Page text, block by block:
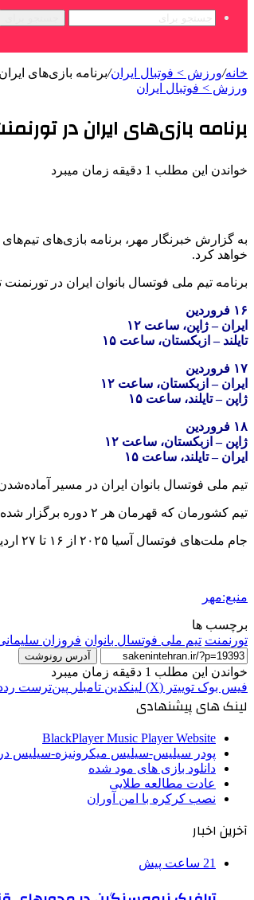
خانه/ورزش > فوتبال ایران/برنامه بازی‌های
ورزش > فوتبال ایران
برنامه بازی‌های ایران در
خواندن این مطلب 1 دقیقه زمان میبرد
به گزارش خبرنگار مهر، برنامه بازی‌های
خواهد کرد.
برنامه تیم ملی فوتسال بانوان ایران در
۱۶ فروردین
ایران – ژاپن، ساعت ۱۲
تایلند – ازبکستان، ساعت ۱۵
۱۷ فروردین
ایران – ازبکستان، ساعت ۱۲
ژاپن – تایلند، ساعت ۱۵
۱۸ فروردین
ژاپن – ازبکستان، ساعت ۱۲
ایران – تایلند، ساعت
تیم ملی فوتسال بانوان ایران در مسیر
تیم کشورمان که قهرمان هر ۲ دوره برگزار شده جام ملت‌های آسیا هستند، در گروه B با تیم‌های ویتنام، هنگ‌کنگ و فیلیپین همگروه هستند.
جام ملت‌های فوتسال آسیا ۲۰۲۵ از ۱۶ تا ۲۷ اردیبهشت در کشور چین برگزار می‌شود.
منبع:مهر
برچسب ها
تورنمنت تیم ملی فوتسال بانوان فروزان
آدرس رونوشت
خواندن این مطلب 1 دقیقه زمان میبرد
فیس بوک توییتر (X) لینکدین ‫تامبلر ‫پین‌ترست
لینک های پیشنهادی
BlackPlayer Music Player Website
پودر سیلیس-سیلیس میکرونیزه-
دانلود بازی های مود شده
عادت مطالعه طلایی
نصب کرکره با امن آوران
آخرین اخبار
21 ساعت پیش